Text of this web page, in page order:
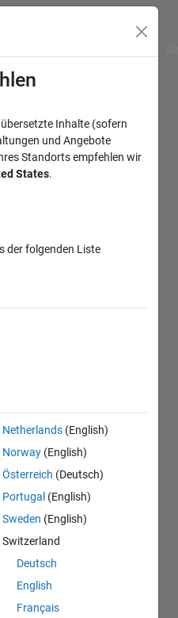
übersetzte Inhalte (sofern
und Angebote
Standorts empfehlen wir
States.
der folgenden Liste
Netherlands (English)
Norway (English)
Österreich (Deutsch)
Portugal (English)
Sweden (English)
Switzerland
Deutsch
English
Français